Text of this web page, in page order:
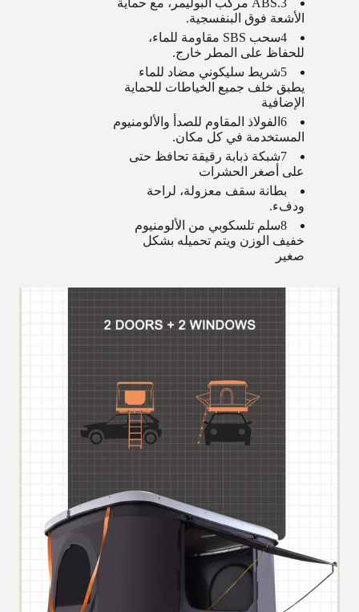
3. ABS مركب البوليمر
، مع حماية
الأشعة فوق البنفسجية.
4سحب SBS مقاومة للماء،
للحفاظ على المطر خارج.
5شريط سليكوني مضاد للماء
يطبق خلف جميع الخياطات للحماية
الإضافية
6الفولاذ المقاوم للصدأ والألومنيوم
المستخدمة في كل مكان.
7شبكة ذبابة رقيقة تحافظ حتى
على أصغر الحشرات
بطانة سقف معزولة، لراحة
ودفء.
8سلم تلسكوبي من الألومنيوم
خفيف الوزن ويتم تحميله بشكل
صغير